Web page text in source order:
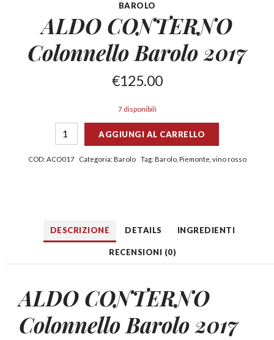
BAROLO
ALDO CONTERNO
ColonnelloBarolo 2017
€125.00
7 disponibili
AGGIUNGI AL CARRELLO
COD: ACO017 Categoria: Barolo Tag: Barolo, Piemonte vino rosso
DESCRIZIONE DETAILS INGREDIENTI
RECENSIONI (0)
ALDO CONTERNO
Colonnello Barolo 2017